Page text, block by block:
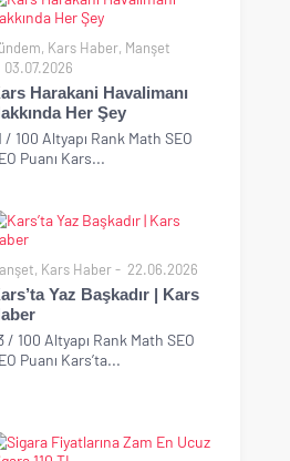
, Kars Haber, Manşet
03.07.2026
Harakani Havalimanı
Her Şey
/ 100 Altyapı Rank Math SEO
Puanı Kars...
, Kars Haber 22.06.2026
Yaz Başkadır | Kars
/ 100 Altyapı Rank Math SEO
Puanı Kars’ta...